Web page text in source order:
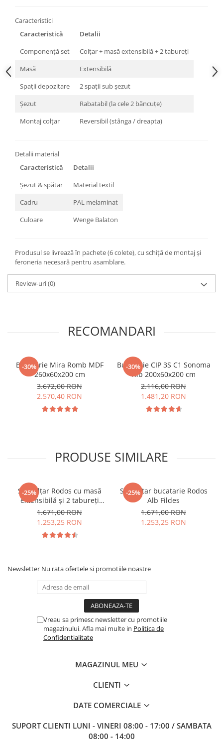
Caracteristici
Caracteristică
Detalii
Componență set
Colțar + masă extensibilă + 2 tabureți
Masă
Extensibilă
Spații depozitare
2 spații sub șezut
Șezut
Rabatabil (la cele 2 băncuțe)
Montaj colțar
Reversibil (stânga / dreapta)
Detalii material
Caracteristică
Detalii
Șezut & spătar
Material textil
Cadru
PAL melaminat
Culoare
Wenge Balaton
Produsul se livrează în pachete (6 colete), cu schiță de montaj și
feroneria necesară pentru asamblare.
Review-uri(0)
RECOMANDARI
-30%
Bucatarie Mira Romb MDF
260x60x200 cm
3.672,00 RON
2.570,40 RON
-30%
Bucatarie CIP 3S C1 Sonoma
Alb 200x60x200 cm
2.116,00 RON
1.481,20 RON
PRODUSE SIMILARE
-25%
Set colțar Rodos cu masă
extensibilă și 2 tabureți
Cireș Balaton
1.671,00 RON
1.253,25 RON
-25%
Set coltar bucatarie Rodos
Alb Fildes
1.671,00 RON
1.253,25 RON
Newsletter Nu rata ofertele si promotiile noastre
Vreau sa primesc newsletter cu promotiile
magazinului. Afla mai multe in Politica de
Confidentialitate
MAGAZINUL MEU
CLIENTI
DATE COMERCIALE
SUPORT CLIENTI LUNI - VINERI 08:00 - 17:00 / SAMBATA
08:00 - 14:00